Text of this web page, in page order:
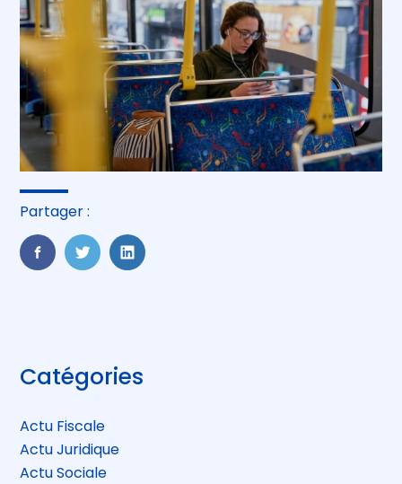
Partager :
FaceBook
TwitterLinkedIn
Blog
sidebar
Catégories
Actu Fiscale
Actu Juridique
Actu Sociale